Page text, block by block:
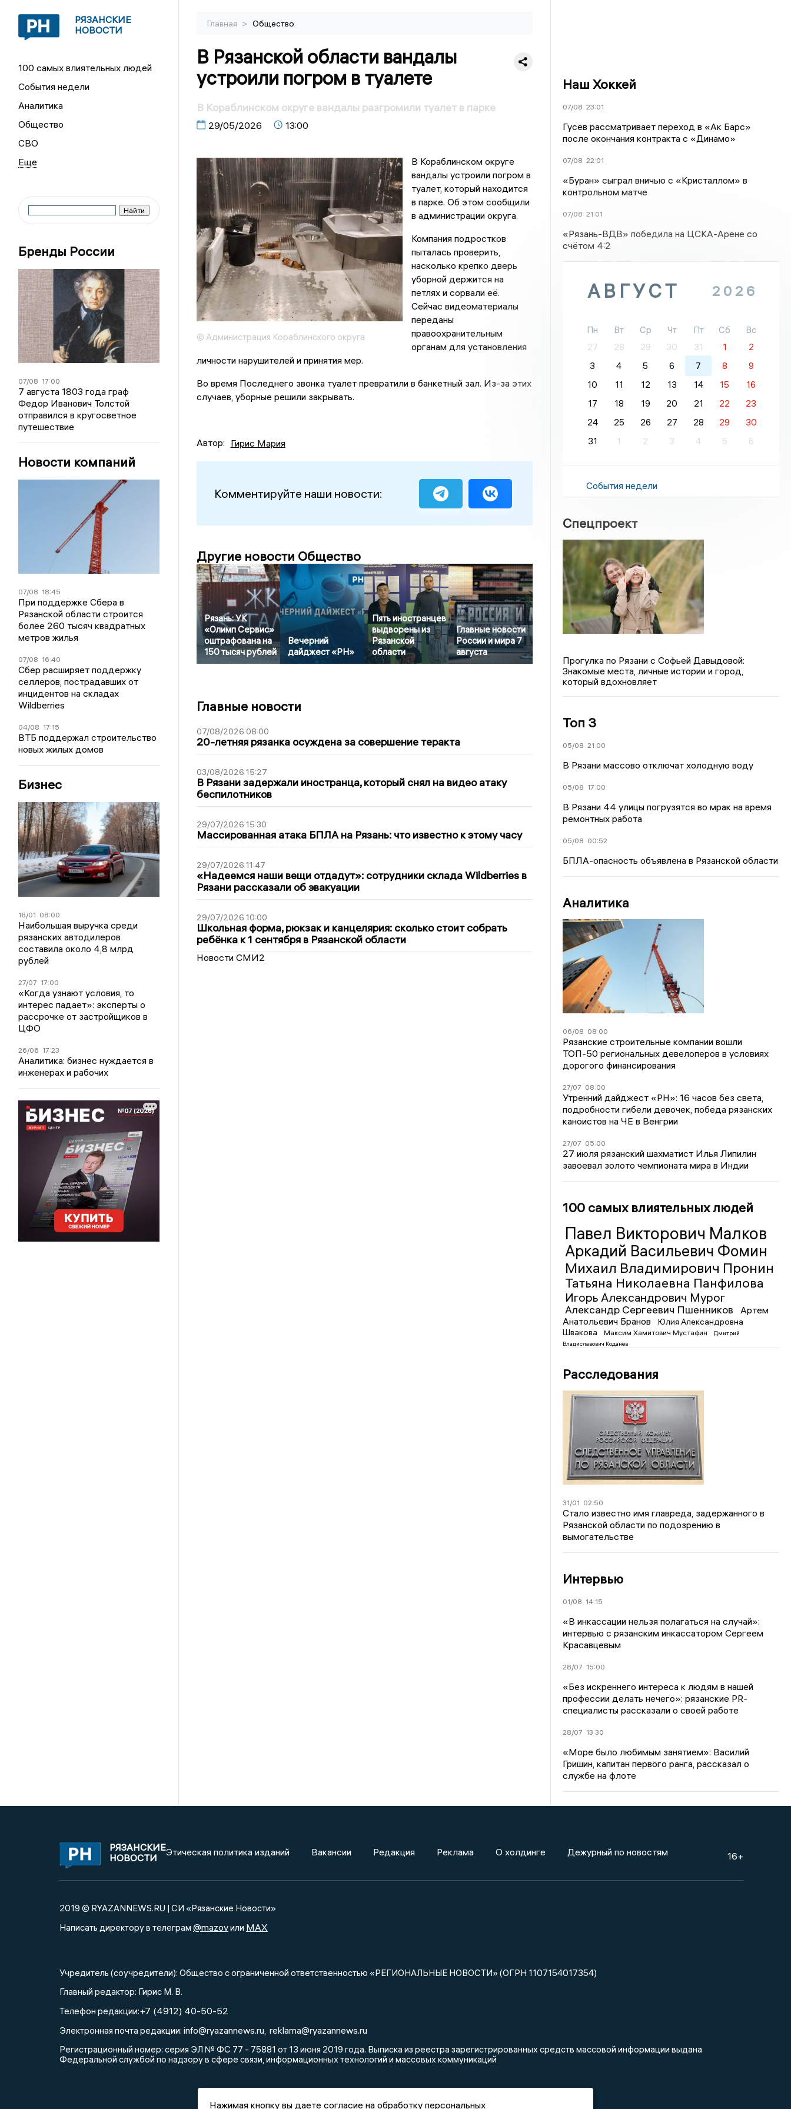
РЯЗАНСКИЕ
НОВОСТИ
100 самых влиятельных людей
События недели
Аналитика
Общество
СВО
Бренды России
07/08 17:00
7 августа 1803 года граф
Федор Иванович Толстой
отправился в кругосветное
путешествие
Новости компаний
07/08 18:45
При поддержке Сбера в
Рязанской области строится
более 260 тысяч квадратных
метров жилья
07/08 16:40
Сбер расширяет поддержку
селлеров, пострадавших от
инцидентов на складах
Wildberries
04/08 17:15
ВТБ поддержал строительство
новых жилых домов
Бизнес
16/01 08:00
Наибольшая выручка среди
рязанских автодилеров
составила около 4,8 млрд
рублей
27/07 17:00
«Когда узнают условия, то
интерес падает»: эксперты о
рассрочке от застройщиков в
ЦФО
26/06 17:23
Аналитика: бизнес нуждается в
инженерах и рабочих
Главная > Общество
В Рязанской области вандалы
устроили погром в туалете
В Кораблинском округе вандалы разгромили туалет в парке
29/05/2026 13:00
© Администрация Кораблинского округа
В Кораблинском округе
вандалы устроили погром в
туалет, который находится
в парке. Об этом сообщили
в администрации округа.
Компания подростков
пыталась проверить,
насколько крепко дверь
уборной держится на
петлях и сорвали её.
Сейчас видеоматериалы
переданы
правоохранительным
органам для установления
личности нарушителей и принятия мер.
Во время Последнего звонка туалет превратили в банкетный зал. Из-за этих
случаев, уборные решили закрывать.
Автор: Гирис Мария
Комментируйте наши новости:
Другие новости Общество
Рязань: УК
«Олимп Сервис»
оштрафована на
150 тысяч рублей
Вечерний
дайджест «РН»
Пять иностранцев
выдворены из
Рязанской
области
Главные новости
России и мира 7
августа
Главные новости
07/08/2026 08:00
20-летняя рязанка осуждена за совершение теракта
03/08/2026 15:27
В Рязани задержали иностранца, который снял на видео атаку
беспилотников
29/07/2026 15:30
Массированная атака БПЛА на Рязань: что известно к этому часу
29/07/2026 11:47
«Надеемся наши вещи отдадут»: сотрудники склада Wildberries в
Рязани рассказали об эвакуации
29/07/2026 10:00
Школьная форма, рюкзак и канцелярия: сколько стоит собрать
ребёнка к 1 сентября в Рязанской области
Новости СМИ2
Наш Хоккей
07/08 23:01
Гусев рассматривает переход в «Ак Барс»
после окончания контракта с «Динамо»
07/08 22:01
«Буран» сыграл вничью с «Кристаллом» в
контрольном матче
07/08 21:01
«Рязань-ВДВ» победила на ЦСКА-Арене со
счётом 4:2
АВГУСТ 2026
Пн Вт Ср Чт Пт Сб
Вс
27
28 29 30 31 1
2
3
4 5 6 7 8
9
10
11 12 13 14 15
16
17
18 19 20 21 22
23
24
25 26 27 28 29
30
31
1 2 3 4 5 6
События недели
Спецпроект
Прогулка по Рязани с Софьей Давыдовой:
Знакомые места, личные истории и город,
который вдохновляет
Топ 3
05/08 21:00
В Рязани массово отключат холодную воду
05/08 17:00
В Рязани 44 улицы погрузятся во мрак на время
ремонтных работа
05/08 00:52
БПЛА-опасность объявлена в Рязанской области
Аналитика
06/08 08:00
Рязанские строительные компании вошли
ТОП-50 региональных девелоперов в условиях
дорогого финансирования
27/07 08:00
Утренний дайджест «РН»: 16 часов без света,
подробности гибели девочек, победа рязанских
каноистов на ЧЕ в Венгрии
27/07 05:00
27 июля рязанский шахматист Илья Липилин
завоевал золото чемпионата мира в Индии
100 самых влиятельных людей
Павел Викторович Малков
Аркадий Васильевич Фомин
Михаил Владимирович Пронин
Татьяна Николаевна Панфилова
Игорь Александрович Мурог
Александр Сергеевич Пшенников
Артем
Анатольевич Бранов
Юлия Александровна
Швакова
Максим Хамитович Мустафин
Дмитрий
Владиславович Коданёв
Расследования
31/01 02:50
Стало известно имя главреда, задержанного в
Рязанской области по подозрению в
вымогательстве
Интервью
01/08 14:15
«В инкассации нельзя полагаться на случай»:
интервью с рязанским инкассатором Сергеем
Красавцевым
28/07 15:00
«Без искреннего интереса к людям в нашей
профессии делать нечего»: рязанские PR-
специалисты рассказали о своей работе
28/07 13:30
«Море было любимым занятием»: Василий
Гришин, капитан первого ранга, рассказал о
службе на флоте
РЯЗАНСКИЕ
НОВОСТИ
Этическая политика изданий Вакансии Редакция Реклама О холдинге Дежурный по новостям 16+
2019 © RYAZANNEWS.RU | СИ «Рязанские Новости»
Написать директору в телеграм @mazovили MAX
Учредитель (соучредители): Общество с ограниченной ответственностью «РЕГИОНАЛЬНЫЕ НОВОСТИ» (ОГРН 1107154017354)
Главный редактор: Гирис М. В.
Телефон редакции:+7 (4912) 40-50-52
Электронная почта редакции: info@ryazannews.ru reklama@ryazannews.ru
Регистрационный номер: серия ЭЛ № ФС 77 - 75881 от 13 июня 2019 года. Выписка из реестра зарегистрированных средств массовой информации выдана
Федеральной службой по надзору в сфере связи, информационных технологий и массовых коммуникаций
Нажимая кнопку вы даете согласие на обработку персональных